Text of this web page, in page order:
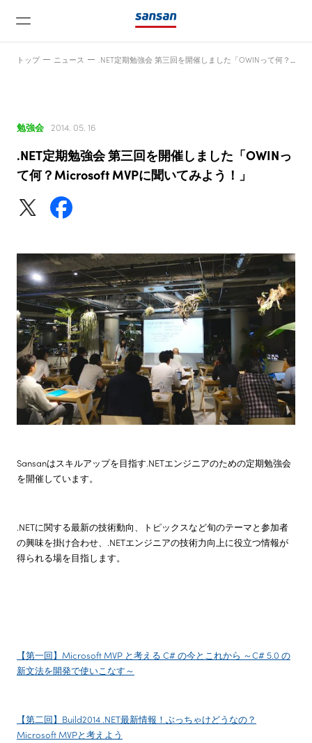
ニュース
サービス
テクノロジー
会社情報
株主・投資家情報
サステナビリティ
採用情報
トップ ニュース
勉強会 2014. 05. 16
.NET定期勉強会 第三回を開催しました「OWINっ
て何？Microsoft MVPに聞いてみよう！」
Sansanはスキルアップを目指す.NETエンジニアのための定期勉強会
を開催しています。
.NETに関する最新の技術動向、トピックスなど旬のテーマと参加者
の興味を掛け合わせ、.NETエンジニアの技術力向上に役立つ情報が
得られる場を目指します。
【第一回】Microsoft MVP と考える C# の今とこれから ～C# 5.0 の
新文法を開発で使いこなす～
【第二回】Build2014 .NET最新情報！ぶっちゃけどうなの？
Microsoft MVPと考えよう